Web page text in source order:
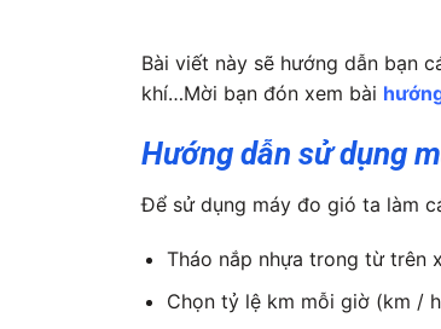
Bài viết này sẽ hướng dẫn bạn
khí…Mời bạn đón xem bài
Hướng dẫn sử dụng
Để sử dụng máy đo gió ta làm
Tháo nắp nhựa trong từ trên
Chọn tỷ lệ km mỗi giờ (km /